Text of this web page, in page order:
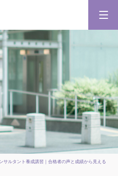
サルタント養成講習｜合格者の声と成績から見える